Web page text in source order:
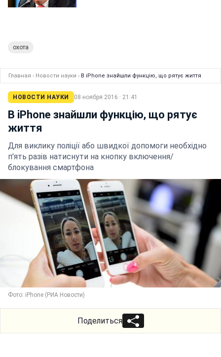
охота
Главная › Новости науки › В iPhone знайшли функцію, що рятує життя
НОВОСТИ НАУКИ 08 ноября 2016 · 21:41
В iPhone знайшли функцію, що рятує
життя
Для виклику поліції або швидкої допомоги необхідно
п'ять разів натиснути на кнопку включення/
блокування смартфона
Фото: iPhone (РИА Новости)
Поделиться